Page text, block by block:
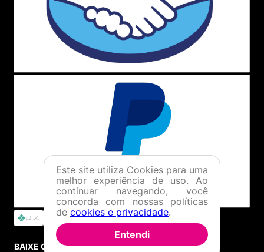
BAIXE O APP
Este site utiliza Cookies para uma
melhor experiência de uso. Ao
continuar navegando, você
concorda com nossas políticas
de cookies e privacidade.
Entendi